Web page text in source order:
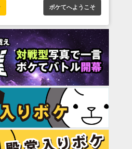
ボケてへようこそ